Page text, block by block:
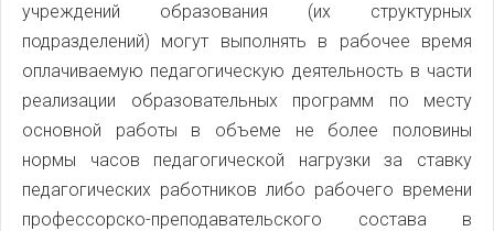
учреждений образования (их структурных
подразделений) могут выполнять в рабочее время
оплачиваемую педагогическую деятельность в части
реализации образовательных программ по месту
основной работы в объеме не более половины
нормы часов педагогической нагрузки за ставку
педагогических работников либо рабочего времени
профессорско-преподавательского состава в